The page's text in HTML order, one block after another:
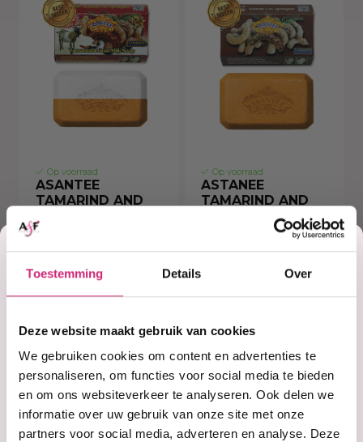
Toestemming Details Over
Deze website maakt gebruik van cookies
We gebruiken cookies om content en advertenties te
personaliseren, om functies voor social media te bieden
en om ons websiteverkeer te analyseren. Ook delen we
informatie over uw gebruik van onze site met onze
partners voor social media, adverteren en analyse. Deze
Op voorraad
ASANTEE
TAMARIND AND
Op voorraad
ASTANEE
TAMARIND AND
HONEY HERBAL
SOAP. NO.010
Ontdek het Geheim van Een Stralende Huid met
Asantee: Jouw Vertrouwde Thaise
Huidverzorgingsoplossing
Welkom bij Asantee, waar schoonheid
Korting
op je
eerste